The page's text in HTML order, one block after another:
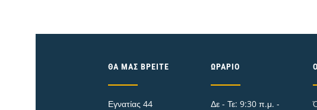
ΘΑ ΜΑΣ ΒΡΕΊΤΕ
Εγνατίας 44
ΩΡΆΡΙΟ
Δε - Τε: 9:30 π.μ. -